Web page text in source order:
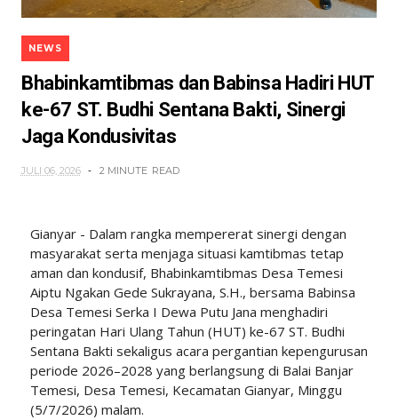
NEWS
Bhabinkamtibmas dan Babinsa Hadiri HUT
ke-67 ST. Budhi Sentana Bakti, Sinergi
Jaga Kondusivitas
JULI 06, 2026 2 MINUTE READ
Gianyar - Dalam rangka mempererat sinergi dengan
masyarakat serta menjaga situasi kamtibmas tetap
aman dan kondusif, Bhabinkamtibmas Desa Temesi
Aiptu Ngakan Gede Sukrayana, S.H., bersama Babinsa
Desa Temesi Serka I Dewa Putu Jana menghadiri
peringatan Hari Ulang Tahun (HUT) ke-67 ST. Budhi
Sentana Bakti sekaligus acara pergantian kepengurusan
periode 2026–2028 yang berlangsung di Balai Banjar
Temesi, Desa Temesi, Kecamatan Gianyar, Minggu
(5/7/2026) malam.